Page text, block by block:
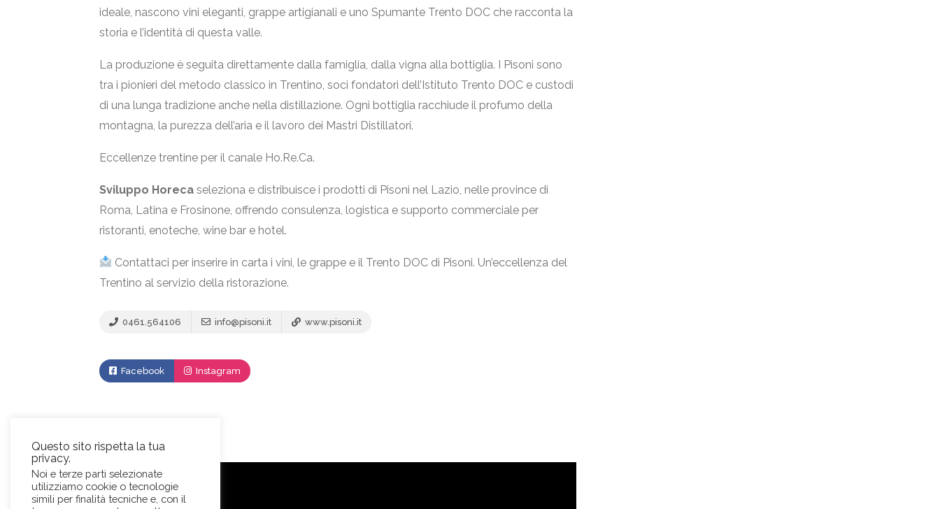
ideale, nascono vini eleganti, grappe artigianali e uno Spumante Trento DOC che racconta la
storia e l’identità di questa valle.
La produzione è seguita direttamente dalla famiglia, dalla vigna alla bottiglia. I Pisoni sono
tra i pionieri del metodo classico in Trentino, soci fondatori dell’Istituto Trento DOC e custodi
di una lunga tradizione anche nella distillazione. Ogni bottiglia racchiude il profumo della
montagna, la purezza dell’aria e il lavoro dei Mastri Distillatori.
Eccellenze trentine per il canale Ho.Re.Ca.
Sviluppo Horeca seleziona e distribuisce i prodotti di Pisoni nel Lazio, nelle province di
Roma, Latina e Frosinone, offrendo consulenza, logistica e supporto commerciale per
ristoranti, enoteche, wine bar e hotel.
Contattaci per inserire in carta i vini, le grappe e il Trento DOC di Pisoni. Un’eccellenza del
Trentino al servizio della ristorazione.
0461.564106 info@pisoni.it www.pisoni.it
Facebook Instagram
Questo sito rispetta la tua
privacy.
Noi e terze parti selezionate
utilizziamo cookie o tecnologie
simili per finalità tecniche e, con il